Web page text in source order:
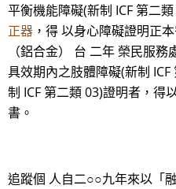
平衡機能障礙(新制 ICF 第二
正器 ，得 以身心障礙證明正
（鋁合金） 台 二年 榮民服
具效期內之肢體障礙(新制
制 ICF 第二類 03)證明者，得
書。
追蹤個 人自二○○九年來以「